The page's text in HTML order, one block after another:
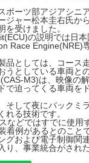
ポーツ部アジアシニ
ジャー松本圭右氏か
を受けました。
の説明では日
Race Engine(NRE)
品としては、コース
うとしている車両と
M3)は、映像の
で迫ってくる車両を
そして夜にバックミ
れる技術です。
などではすでに使用
着例があるとのこと
グおよび電子制御関
り、事業統合がされ